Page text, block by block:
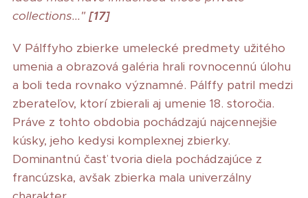
collections..."[17]
V Pálffyho zbierke umelecké predmety užitého
umenia a obrazová galéria hrali rovnocennú úlohu
a boli teda rovnako významné. Pálffy patril medzi
zberateľov, ktorí zbierali aj umenie 18. storočia.
Práve z tohto obdobia pochádzajú najcennejšie
kúsky, jeho kedysi komplexnej zbierky.
Dominantnú časť tvoria diela pochádzajúce z
francúzska, avšak zbierka mala univerzálny